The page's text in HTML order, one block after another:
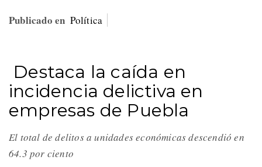
Publicado en Política
Destaca la caída en
incidencia delictiva en
empresas de Puebla
El total de delitos a unidades económicas descendió en
64.3 por ciento